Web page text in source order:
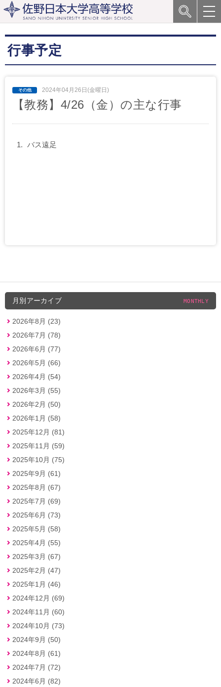
行事予定
2024年04月26日(金曜日)
【教務】4/26（金）の主な行事
バス遠足
月別アーカイブ MONTHLY
2026年8月 (23)
2026年7月 (78)
2026年6月 (77)
2026年5月 (66)
2026年4月 (54)
2026年3月 (55)
2026年2月 (50)
2026年1月 (58)
2025年12月 (81)
2025年11月 (59)
2025年10月 (75)
2025年9月 (61)
2025年8月 (67)
2025年7月 (69)
2025年6月 (73)
2025年5月 (58)
2025年4月 (55)
2025年3月 (67)
2025年2月 (47)
2025年1月 (46)
2024年12月 (69)
2024年11月 (60)
2024年10月 (73)
2024年9月 (50)
2024年8月 (61)
2024年7月 (72)
2024年6月 (82)